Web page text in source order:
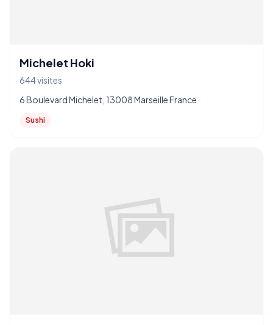
Michelet Hoki
644 visites
6 Boulevard Michelet, 13008 Marseille France
Sushi